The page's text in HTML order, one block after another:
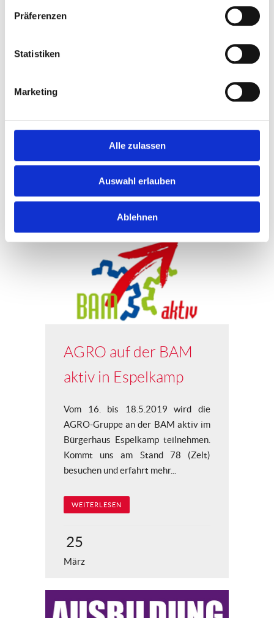
Präferenzen
Statistiken
Marketing
Alle zulassen
Auswahl erlauben
Ablehnen
WEITERLESEN
März
AGRO auf der BAM
aktiv in Espelkamp
Vom 16. bis 18.5.2019 wird die
AGRO-Gruppe an der BAM aktiv im
Bürgerhaus Espelkamp teilnehmen.
Kommt uns am Stand 78 (Zelt)
besuchen und erfahrt mehr...
WEITERLESEN
25
März